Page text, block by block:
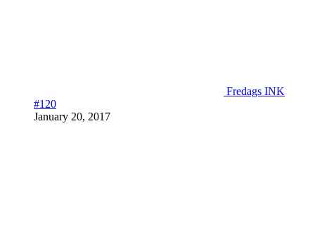
Fredags INK
#120
January 20, 2017